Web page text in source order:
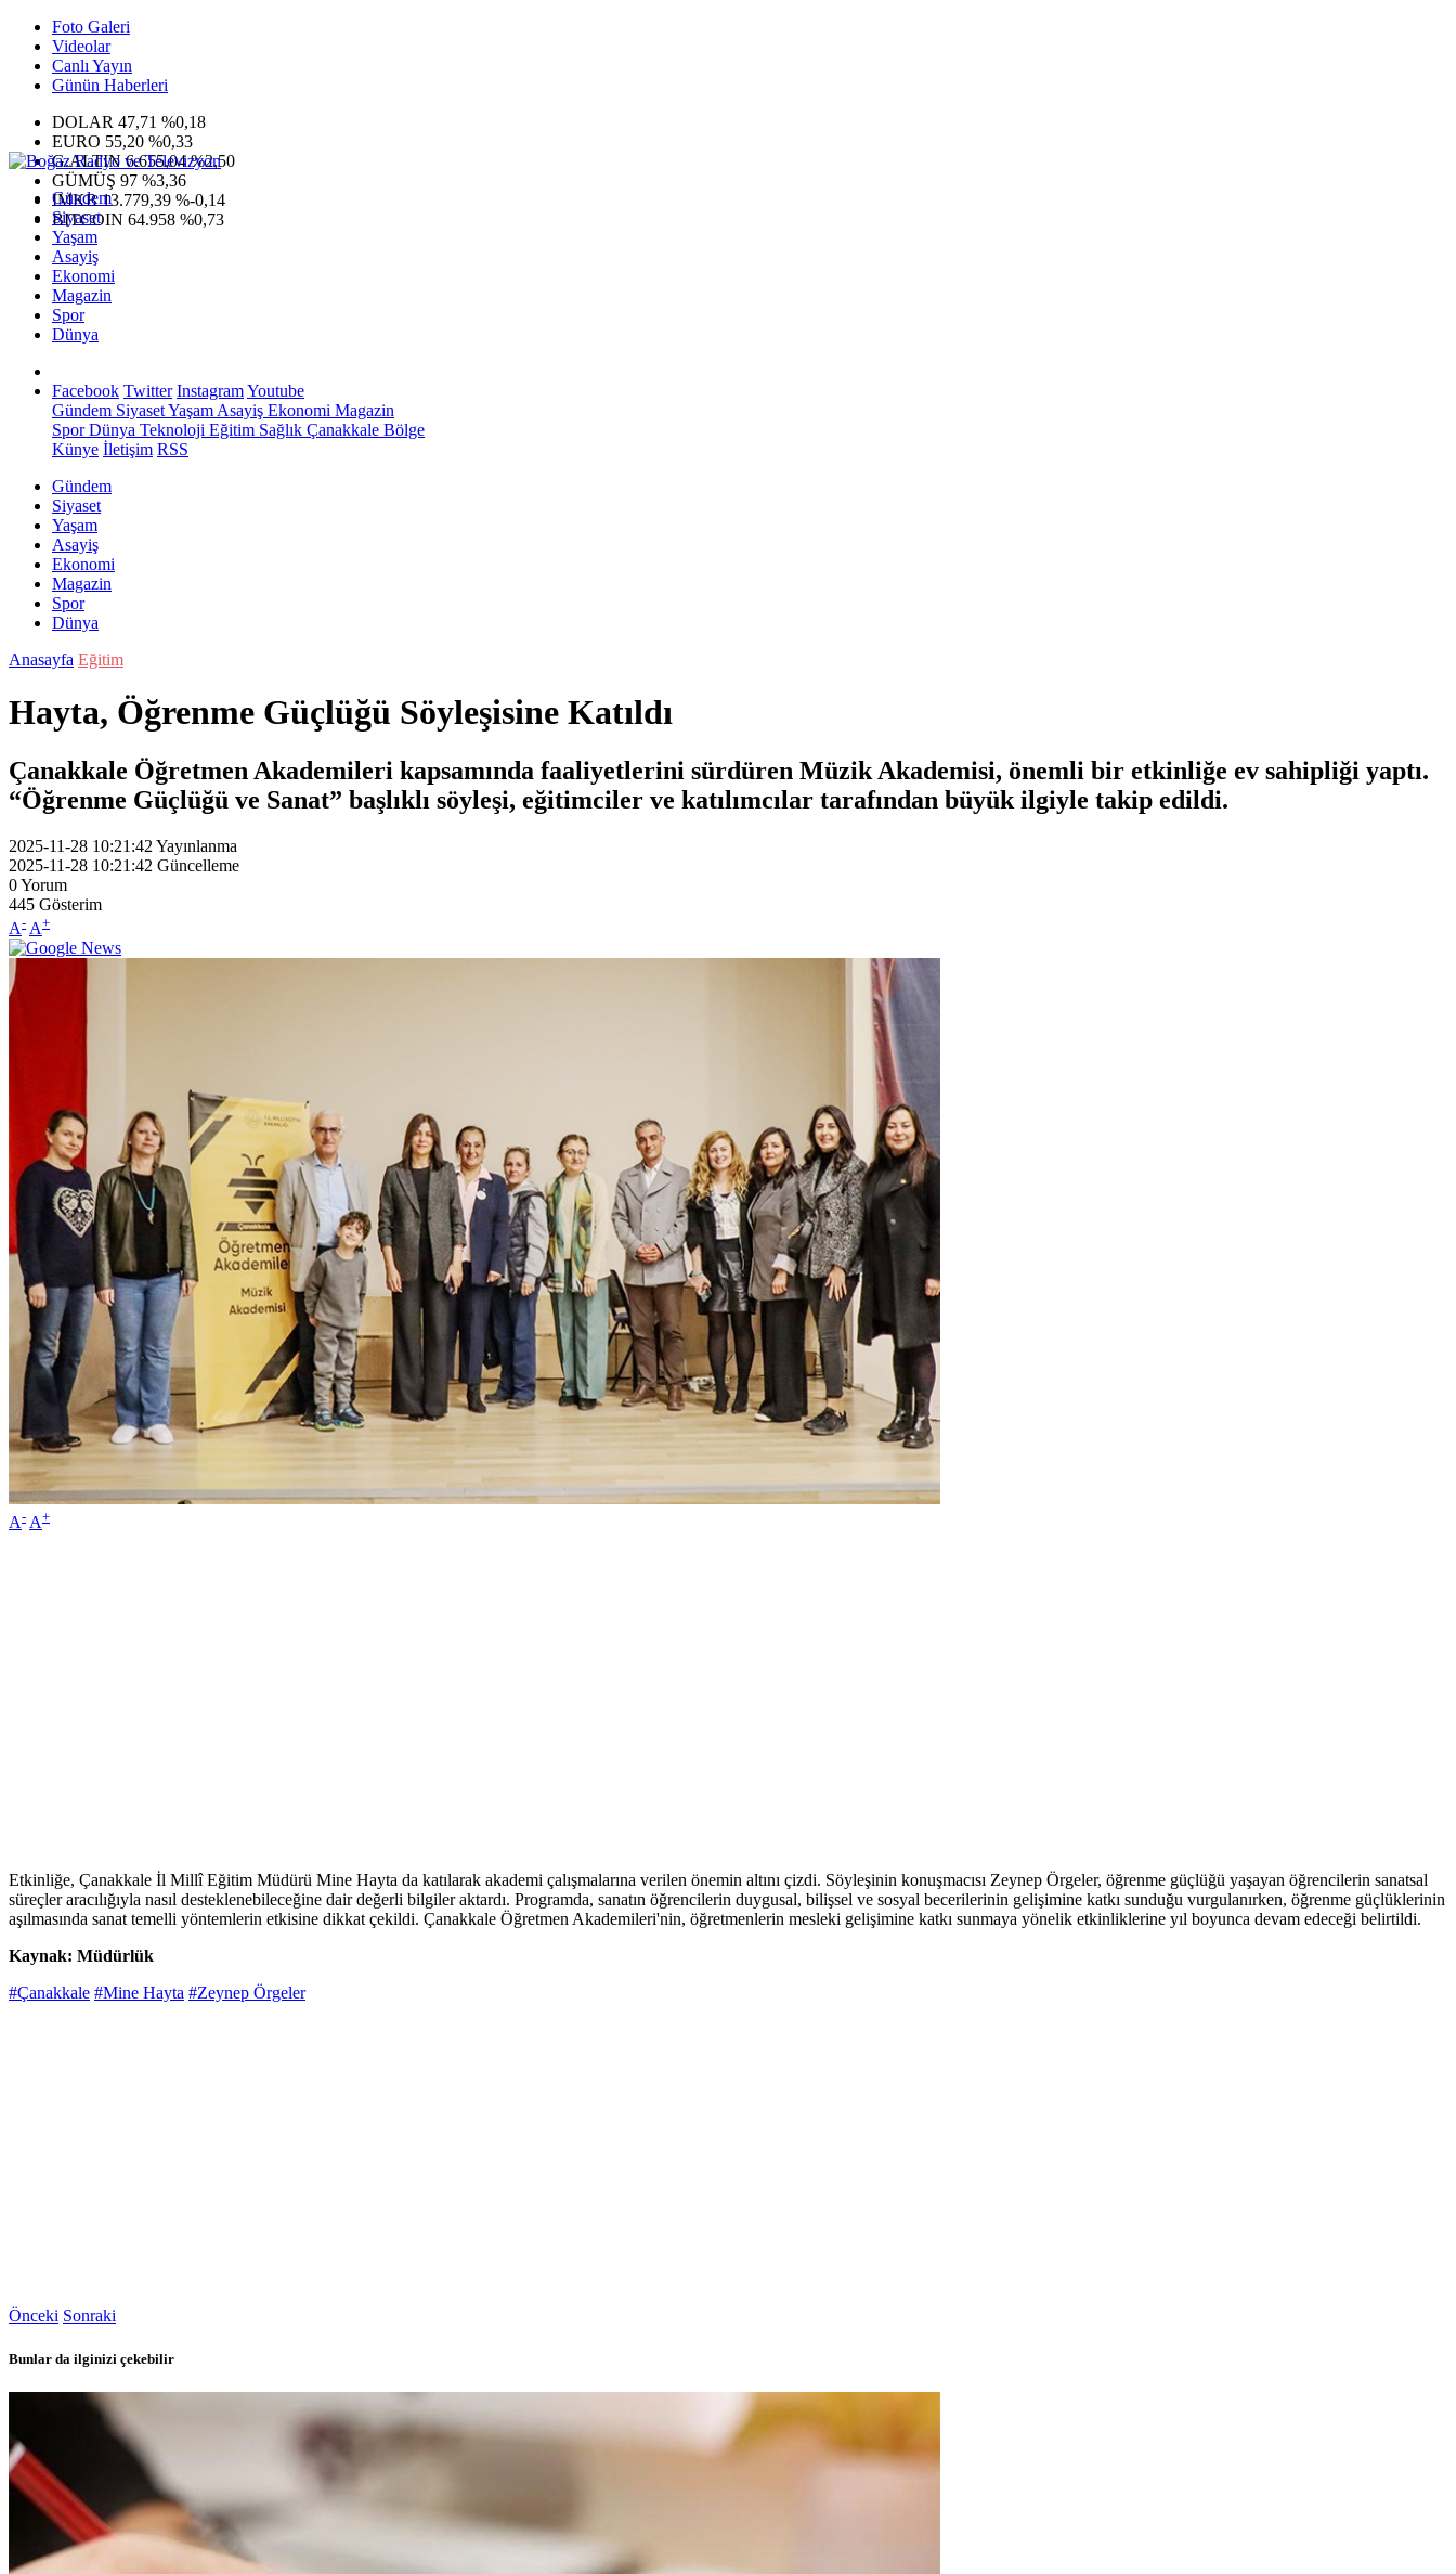
Foto Galeri
Videolar
Canlı Yayın
Günün Haberleri
DOLAR 47,71 %0,18
EURO 55,20 %0,33
G.ALTIN6.655,04 %2,50
GÜMÜŞ 97 %3,36
IMKB13.779,39 %-0,14
BITCOIN 64.958 %0,73
Gündem
Siyaset
Yaşam
Asayiş
Ekonomi
Magazin
Spor
Dünya
Facebook Twitter InstagramYoutube
Gündem SiyasetYaşam Asayiş Ekonomi Magazin
SporDünya Teknoloji Eğitim Sağlık Çanakkale Bölge
Künye İletişim RSS
Gündem
Siyaset
Yaşam
Asayiş
Ekonomi
Magazin
Spor
Dünya
Anasayfa Eğitim
Hayta, Öğrenme Güçlüğü Söyleşisine Katıldı
Çanakkale Öğretmen Akademileri kapsamında faaliyetlerini sürdüren Müzik Akademisi, önemli bir etkinliğe ev sahipliği yaptı.
“Öğrenme Güçlüğü ve Sanat” başlıklı söyleşi, eğitimciler ve katılımcılar tarafından büyük ilgiyle takip edildi.
2025-11-28 10:21:42 Yayınlanma
2025-11-28 10:21:42 Güncelleme
0Yorum
445 Gösterim
A- A+
A- A+
Etkinliğe, Çanakkale İl Millî Eğitim Müdürü Mine Hayta da katılarak akademi çalışmalarına verilen önemin altını çizdi. Söyleşinin konuşmacısı Zeynep Örgeler, öğrenme güçlüğü yaşayan öğrencilerin sanatsal
süreçler aracılığıyla nasıl desteklenebileceğine dair değerli bilgiler aktardı. Programda, sanatın öğrencilerin duygusal, bilişsel ve sosyal becerilerinin gelişimine katkı sunduğu vurgulanırken, öğrenme güçlüklerinin
aşılmasında sanat temelli yöntemlerin etkisine dikkat çekildi. Çanakkale Öğretmen Akademileri'nin, öğretmenlerin mesleki gelişimine katkı sunmaya yönelik etkinliklerine yıl boyunca devam edeceği belirtildi.
Kaynak: Müdürlük
#Çanakkale #Mine Hayta #Zeynep Örgeler
Önceki Sonraki
Bunlar da ilginizi çekebilir